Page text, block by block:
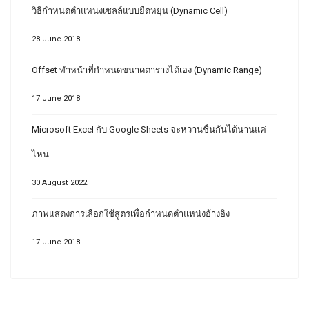
วิธีกำหนดตำแหน่งเซลล์แบบยืดหยุ่น (Dynamic Cell)
28 June 2018
Offset ทำหน้าที่กำหนดขนาดตารางได้เอง (Dynamic Range)
17 June 2018
Microsoft Excel กับ Google Sheets จะหวานชื่นกันได้นานแค่
ไหน
30 August 2022
ภาพแสดงการเลือกใช้สูตรเพื่อกำหนดตำแหน่งอ้างอิง
17 June 2018